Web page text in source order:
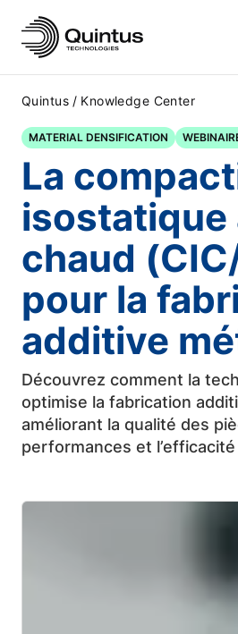
Quintus / Knowledge Center
MATERIAL DENSIFICATION
La
isostatique
chaud
pour la
additive
Découvrez comment la
optimise la fabrication
améliorant la qualité des
performances et